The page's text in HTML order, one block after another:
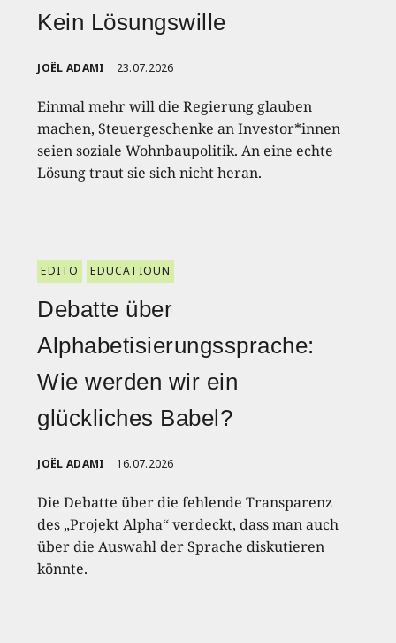
Kein Lösungswille
JOËL ADAMI 23.07.2026
Einmal mehr will die Regierung glauben
machen, Steuergeschenke an Investor*innen
seien soziale Wohnbaupolitik. An eine echte
Lösung traut sie sich nicht heran.
EDITO EDUCATIOUN
Debatte über
Alphabetisierungssprache:
Wie werden wir ein
glückliches Babel?
JOËL ADAMI 16.07.2026
Die Debatte über die fehlende Transparenz
des „Projekt Alpha“ verdeckt, dass man auch
über die Auswahl der Sprache diskutieren
könnte.